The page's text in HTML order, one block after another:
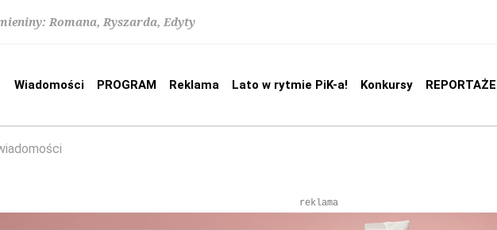
Romana, Ryszarda, Edyty
Wiadomości PROGRAM Reklama Lato w rytmie PiK-a! Konkursy REPORTAŻE
reklama